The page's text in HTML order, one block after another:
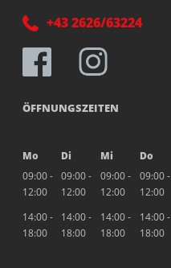
+43 2626/63224
ÖFFNUNGSZEITEN
Mo Di Mi Do
09:00 -
12:00
09:00 -
12:00
09:00 -
12:00
09:00 -
12:00
14:00 -
18:00
14:00 -
18:00
14:00 -
18:00
14:00 -
18:00